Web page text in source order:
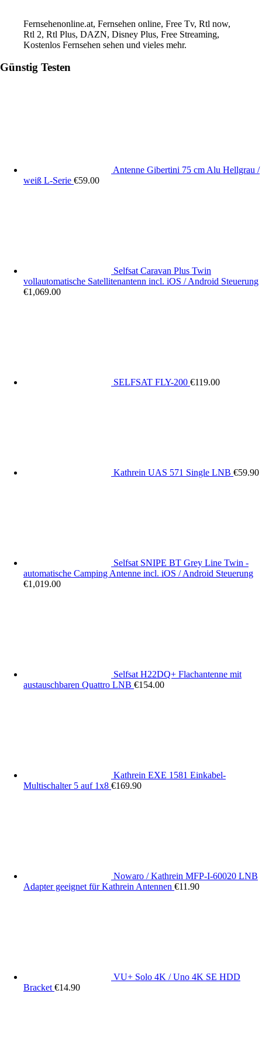
Fernsehenonline.at, Fernsehen online, Free Tv, Rtl now,
Rtl 2, Rtl Plus, DAZN, Disney Plus, Free Streaming,
Kostenlos Fernsehen sehen und vieles mehr.
Günstig Testen
Antenne Gibertini 75 cm Alu Hellgrau /
weiß L-Serie €59.00
Selfsat Caravan Plus Twin
vollautomatische Satellitenantenn incl. iOS / Android Steuerung
€1,069.00
SELFSAT FLY-200 €119.00
Kathrein UAS 571 Single LNB €59.90
Selfsat SNIPE BT Grey Line Twin -
automatische Camping Antenne incl. iOS / Android Steuerung
€1,019.00
Selfsat H22DQ+ Flachantenne mit
austauschbaren Quattro LNB €154.00
Kathrein EXE 1581 Einkabel-
Multischalter 5 auf 1x8 €169.90
Nowaro / Kathrein MFP-I-60020 LNB
Adapter geeignet für Kathrein Antennen €11.90
VU+ Solo 4K / Uno 4K SE HDD
Bracket €14.90